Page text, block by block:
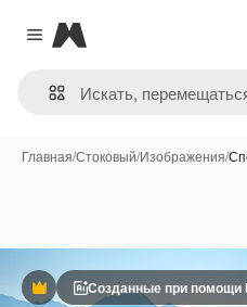
Close menu
Magnific
Главная/Стоковый/Изображения/
ПремиумСозданные при помощи